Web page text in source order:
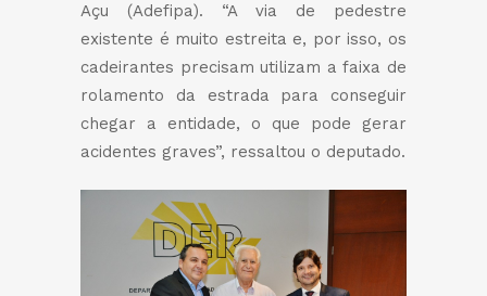
Açu (Adefipa). “A via de pedestre
existente é muito estreita e, por isso, os
cadeirantes precisam utilizam a faixa de
rolamento da estrada para conseguir
chegar a entidade, o que pode gerar
acidentes graves”, ressaltou o deputado.